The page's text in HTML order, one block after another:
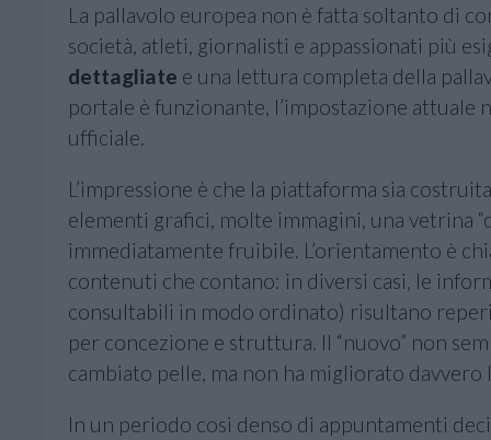
La pallavolo europea non è fatta soltanto di
società, atleti, giornalisti e appassionati più
dettagliate e una lettura completa della
portale è funzionante, l’impostazione attuale
ufficiale.
L’impressione è che la piattaforma sia
elementi grafici, molte immagini, una vetrina
immediatamente fruibile. L’orientamento è
contenuti che contano: in diversi casi, le
consultabili in modo ordinato) risultano
per concezione e struttura. Il “nuovo” non
cambiato pelle, ma non ha migliorato davvero
In un periodo così denso di appuntamenti